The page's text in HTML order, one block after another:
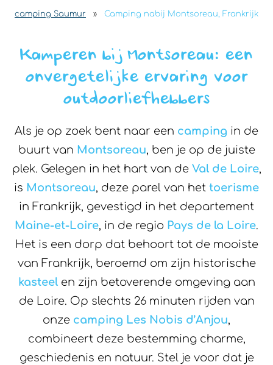
camping Saumur » Camping nabij Montsoreau, Frankrijk
Kamperen bij Montsoreau: een
onvergetelijke ervaring voor
outdoorliefhebbers
Als je op zoek bent naar een camping in de
buurt van Montsoreau, ben je op de juiste
plek. Gelegen in het hart van de Val de Loire,
is Montsoreau, deze parel van het toerisme
in Frankrijk, gevestigd in het departement
Maine-et-Loire, in de regio Pays de la Loire.
Het is een dorp dat behoort tot de mooiste
van Frankrijk, beroemd om zijn historische
kasteelen zijn betoverende omgeving aan
de Loire. Op slechts 26 minuten rijden van
onze camping Les Nobis d’Anjou,
combineert deze bestemming charme,
geschiedenis en natuur. Stel je voor dat je